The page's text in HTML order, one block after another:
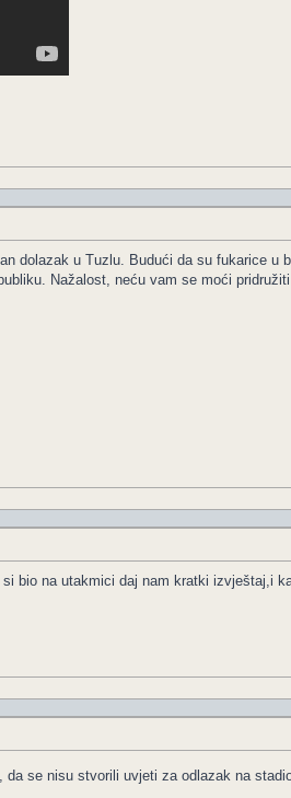
dolazak u Tuzlu. Budući da su fukarice
Nažalost, neću vam se moći
bio na utakmici daj nam kratki izvještaj,i
se nisu stvorili uvjeti za odlazak na